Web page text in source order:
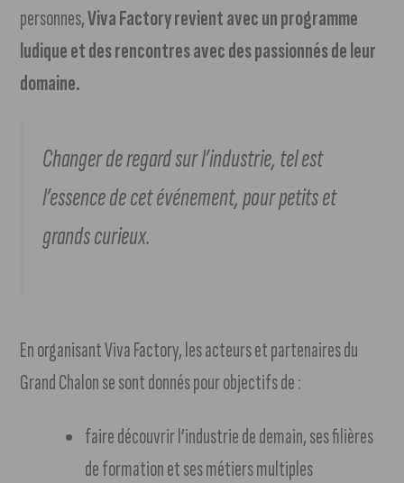
personnes,Viva Factory revient avec un programme
ludique et des rencontres avec des passionnés de leur
domaine.
Changer de regard sur l’industrie, tel est
l’essence de cet événement, pour petits et
grands curieux.
En organisant Viva Factory, les acteurs et partenaires du
Grand Chalon se sont donnés pour objectifs de :
faire découvrir l’industrie de demain, ses filières
de formation et ses métiers multiples